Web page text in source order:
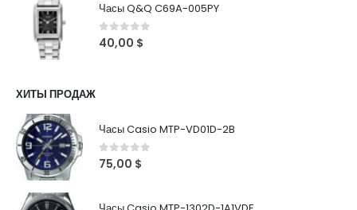
Часы Q&Q C69A-005PY
0 out of 5
40,00 $
ХИТЫ ПРОДАЖ
Часы Casio MTP-VD01D-2B
0out of 5
75,00 $